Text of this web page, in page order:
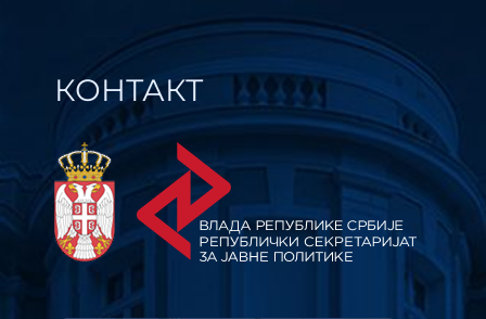
КОНТАКТ